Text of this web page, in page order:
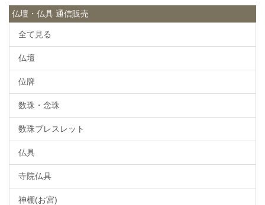
仏壇・仏具 通信販売
全て見る
仏壇
位牌
数珠・念珠
数珠ブレスレット
仏具
寺院仏具
神棚(お宮)